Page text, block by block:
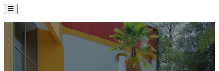
La Institución
Admisión
Oferta Académica
Servicios
Comunidad UATx